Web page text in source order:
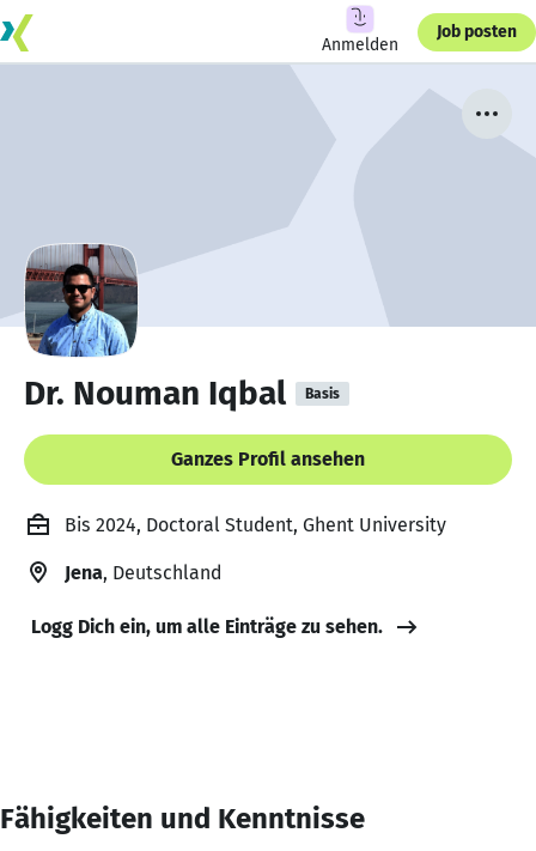
Anmelden
Job posten
Dr. Nouman Iqbal Basis
Ganzes Profil ansehen
Bis 2024, Doctoral Student, Ghent University
Jena, Deutschland
Logg Dich ein, um alle Einträge zu sehen.
Fähigkeiten und Kenntnisse